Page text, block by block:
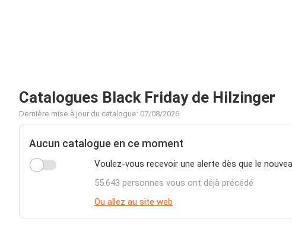
Catalogues Black Friday de Hilzinger
Dernière mise à jour du catalogue: 07/08/2026
Aucun catalogue en ce moment
Voulez-vous recevoir une alerte dès que le
55.643 personnes vous ont déjà précédé
Ou allez au site web